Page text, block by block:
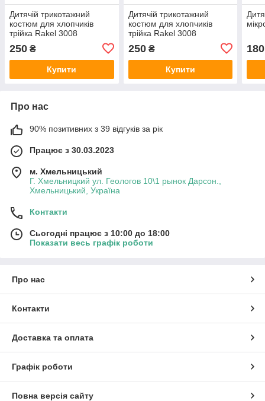
Дитячій трикотажний
костюм для хлопчиків
трійка Rakel 3008
250 ₴
Купити
Дитячій трикотажний
костюм для хлопчиків
трійка Rakel 3008
250₴
Купити
180
Про нас
90% позитивних з 39 відгуків за рік
Працює з 30.03.2023
м. Хмельницький
Г. Хмельницкий ул. Геологов 10\1 рынок Дарсон.,
Хмельницький, Україна
Контакти
Сьогодні працює з 10:00 до 18:00
Показати весь графік роботи
Про нас
Контакти
Доставка та оплата
Графік роботи
Повна версія сайту